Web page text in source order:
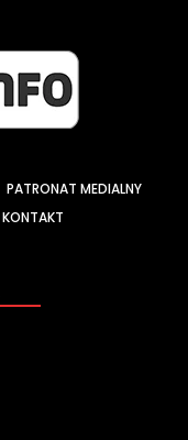
PATRONAT MEDIALNY
KONTAKT